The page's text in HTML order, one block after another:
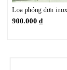
Loa phóng đơn
900.000 ₫